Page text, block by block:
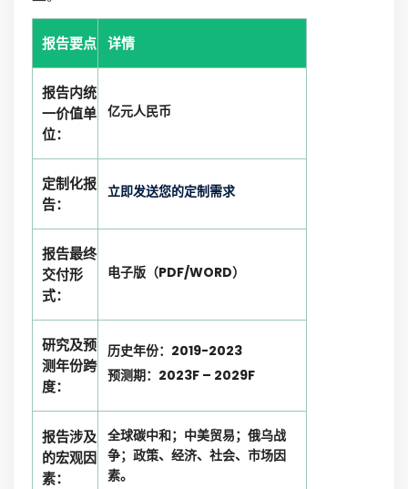
报告要点 详情
报告内统
一价值单
位：
亿元人民币
定制化报
告：
立即发送您的定制需求
报告最终
交付形
式：
电子版（PDF/WORD）
研究及预
测年份跨
度：
历史年份：2019-2023
预测期：2023F – 2029F
报告涉及
的宏观因
素：
全球碳中和；中美贸易；俄乌战
争；政策、经济、社会、市场因
素。